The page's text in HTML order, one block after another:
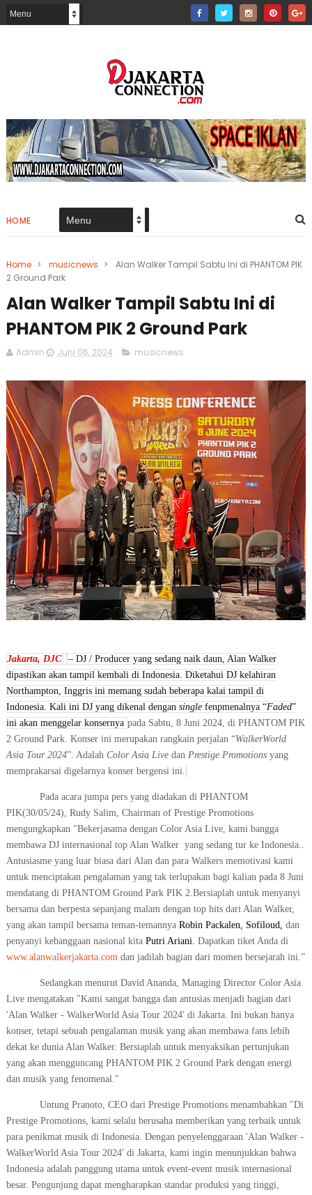
HOME
Home > musicnews >
Alan Walker Tampil Sabtu Ini di PHANTOM PIK
2 Ground Park
Alan Walker Tampil Sabtu Ini di
PHANTOM PIK 2 Ground Park
Admin Juni 06, 2024 musicnews
Jakarta, DJC
– DJ / Producer yang sedang naik daun, Alan Walker
dipastikan akan tampil kembali di Indonesia. Diketahui DJ kelahiran
Northampton, Inggris ini memang sudah beberapa kalai tampil di
Indonesia. Kali ini DJ yang dikenal dengan single fenpmenalnya “Faded”
ini akan menggelar konsernya pada Sabtu, 8 Juni 2024, di PHANTOM PIK
2 Ground Park. Konser ini merupakan rangkain perjalan “WalkerWorld
Asia Tour 2024”. Adalah Color Asia Livedan Prestige Promotionsyang
memprakarsai digelarnya konser bergensi ini.
Pada acara jumpa pers yang diadakan di PHANTOM
PIK(30/05/24), Rudy Salim, Chairman of Prestige Promotions
mengungkapkan "Bekerjasama dengan Color Asia Live, kami bangga
membawa DJ internasional top Alan Walker yang sedang tur ke Indonesia..
Antusiasme yang luar biasa dari Alan dan para Walkers memotivasi kami
untuk menciptakan pengalaman yang tak terlupakan bagi kalian pada 8 Juni
mendatang di PHANTOM Ground Park PIK 2.Bersiaplah untuk menyanyi
bersama dan berpesta sepanjang malam dengan top hits dari Alan Walker,
yang akan tampil bersama teman-temannya Robin Packalen, Sofiloud, dan
penyanyi kebanggaan nasional kita Putri Ariani. Dapatkan tiket Anda di
www.alanwalkerjakarta.comdan jadilah bagian dari momen bersejarah ini.”
Sedangkan menurut David Ananda, Managing Director Color Asia
Live mengatakan "Kami sangat bangga dan antusias menjadi bagian dari
'Alan Walker - WalkerWorld Asia Tour 2024' di Jakarta. Ini bukan hanya
konser, tetapi sebuah pengalaman musik yang akan membawa fans lebih
dekat ke dunia Alan Walker. Bersiaplah untuk menyaksikan pertunjukan
yang akan mengguncang PHANTOM PIK 2 Ground Park dengan energi
dan musik yang fenomenal."
Untung Pranoto, CEO dari Prestige Promotions menambahkan "Di
Prestige Promotions, kami selalu berusaha memberikan yang terbaik untuk
para penikmat musik di Indonesia. Dengan penyelenggaraan 'Alan Walker -
WalkerWorld Asia Tour 2024' di Jakarta, kami ingin menunjukkan bahwa
Indonesia adalah panggung utama untuk event-event musik internasional
besar. Pengunjung dapat mengharapkan standar produksi yang tinggi,